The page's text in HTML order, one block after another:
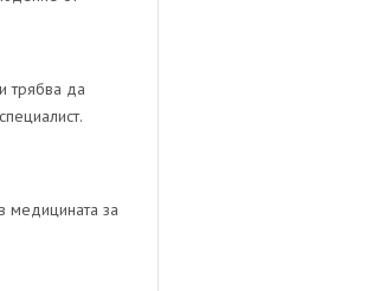
трябва да
медицината за